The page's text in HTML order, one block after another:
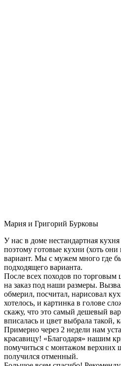
Мария и Григорий Бурковы
У нас в доме нестандартная
поэтому готовые кухни (хоть
вариант. Мы с мужем много где
подходящего варианта.
После всех походов по
на заказ под наши размеры.
обмерил, посчитал, нарисовал
хотелось, и картинка в голове
скажу, что это самый дешевый
вписалась и цвет выбрала такой,
Примерно через 2 недели нам
красавицу! «Благодаря» нашим
помучиться с монтажом верхних
получился отменный.